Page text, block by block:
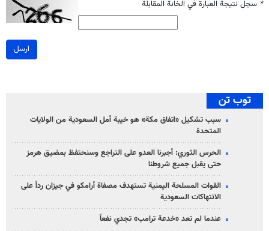
* سجل نتيجة العبارة في الخانة المقابلة
ارسل
توب تن
سبب تشكيل «اتفاق مكة» هو خيبة أمل السعودية من الولايات
المتحدة
الحرس الثوري: أجبرنا العدو على التراجع وسنحتفظ بمضيق هرمز
حتى يقبل جميع شروطنا
القوات المسلحة اليمنية تستهدف مصفاة أرامكو في جيزان رداً على
الانتهاكات السعودية
عندما لم تعد «خدعة ترامب» تجدي نفعاً